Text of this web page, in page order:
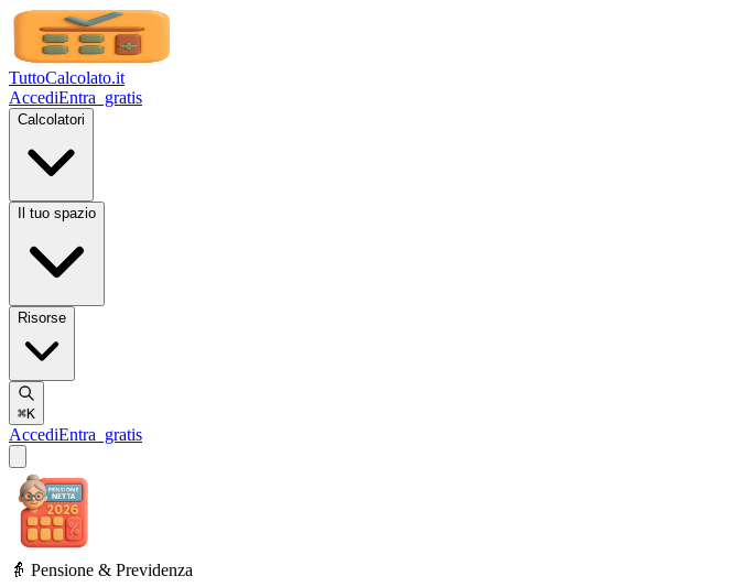
TuttoCalcolato.it
AccediEntra gratis
Calcolatori
Il tuo spazio
Risorse
⌘K
AccediEntra gratis
👵 Pensione & Previdenza